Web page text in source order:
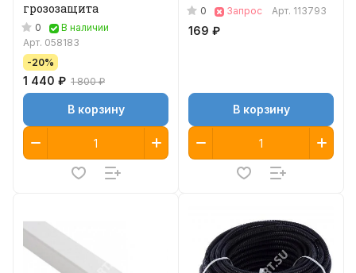
грозозащита
0
В наличии
Арт. 058183
-20%
1 440 ₽ 1 800 ₽
В корзину
0 Запрос Арт. 113793
169 ₽
В корзину